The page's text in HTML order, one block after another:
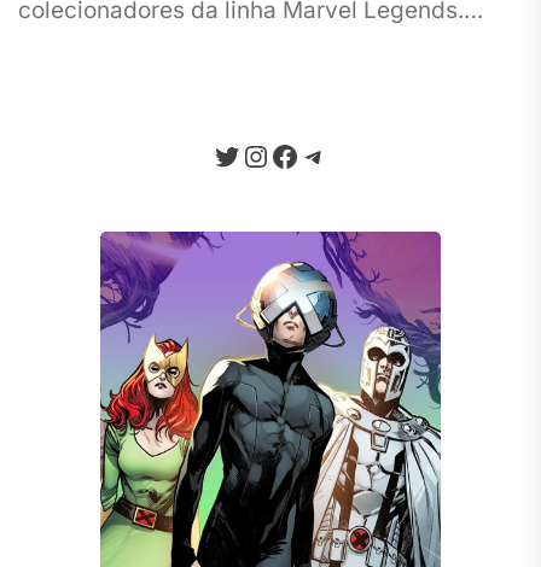
colecionadores da linha Marvel Legends.
Twitter
Instagram
Facebook
Telegram
Seja um Apoiador
Somos um portal progressista que
traz diariamente informação e
opinião de credibilidade, sempre
combatendo o ódio e a fake news
da internet.
Quero Apoiar